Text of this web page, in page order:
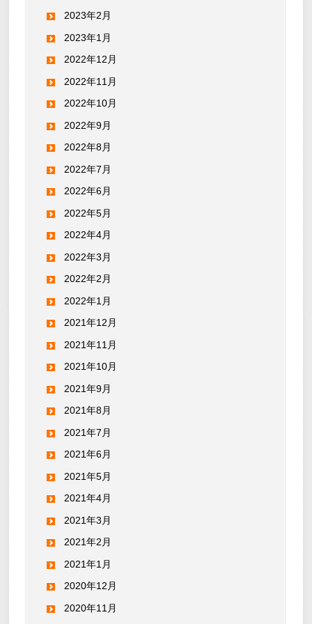
2023年2月
2023年1月
2022年12月
2022年11月
2022年10月
2022年9月
2022年8月
2022年7月
2022年6月
2022年5月
2022年4月
2022年3月
2022年2月
2022年1月
2021年12月
2021年11月
2021年10月
2021年9月
2021年8月
2021年7月
2021年6月
2021年5月
2021年4月
2021年3月
2021年2月
2021年1月
2020年12月
2020年11月